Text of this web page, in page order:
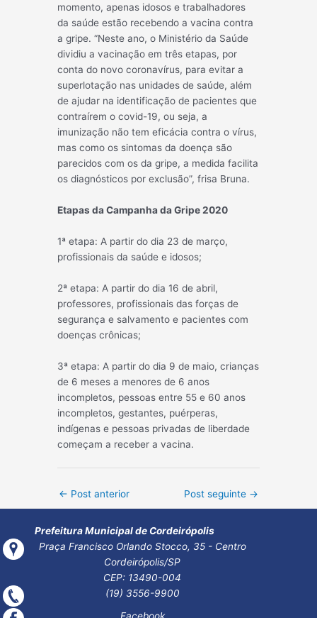
momento, apenas idosos e trabalhadores
da saúde estão recebendo a vacina contra
a gripe. “Neste ano, o Ministério da Saúde
dividiu a vacinação em três etapas, por
conta do novo coronavírus, para evitar a
superlotação nas unidades de saúde, além
de ajudar na identificação de pacientes que
contraírem o covid-19, ou seja, a
imunização não tem eficácia contra o vírus,
mas como os sintomas da doença são
parecidos com os da gripe, a medida facilita
os diagnósticos por exclusão”, frisa Bruna.
Etapas da Campanha da Gripe 2020
1ª etapa: A partir do dia 23 de março,
profissionais da saúde e idosos;
2ª etapa: A partir do dia 16 de abril,
professores, profissionais das forças de
segurança e salvamento e pacientes com
doenças crônicas;
3ª etapa: A partir do dia 9 de maio, crianças
de 6 meses a menores de 6 anos
incompletos, pessoas entre 55 e 60 anos
incompletos, gestantes, puérperas,
indígenas e pessoas privadas de liberdade
começam a receber a vacina.
Post
← Post anterior Post seguinte →
Prefeitura Municipal de Cordeirópolis
Praça Francisco Orlando Stocco, 35 - Centro
Cordeirópolis/SP
CEP: 13490-004
(19) 3556-9900